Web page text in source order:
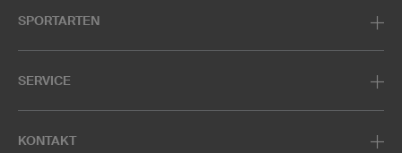
SPORTARTEN
SERVICE
KONTAKT